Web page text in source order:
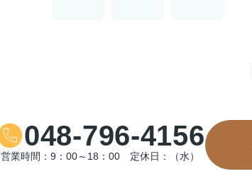
048-796-4156
営業時間：9：00～18：00 定休日：（水）